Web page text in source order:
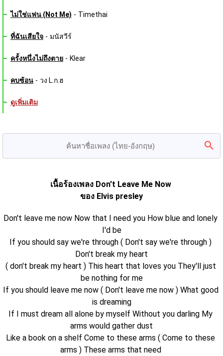
ไม่ใช่แฟน (Not Me) - Timethai
ที่ฉันเสียใจ - มนัสวีร์
ครั้งหนึ่งไม่ถึงตาย - Klear
คบซ้อน - วง L.ก.ฮ
ดูเพิ่มเติม
เนื้อร้องเพลง Don't Leave Me Now
ของ Elvis presley
Don't leave me now Now that I need you How blue and lonely
I'd be
If you should say we're through ( Don't say we're through )
Don't break my heart
( don't break my heart ) This heart that loves you They'll just
be nothing for me
If you should leave me now ( Don't leave me now ) What good
is dreaming
If I must dream all alone by myself Without you darling My
arms would gather dust
Like a book on a shelf Come to these arms ( Come to these
arms ) These arms that need